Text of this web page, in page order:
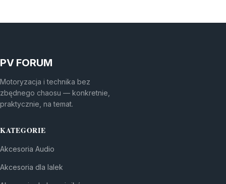
PV FORUM
Motoryzacja i technika bez
zbędnego chaosu — konkretnie,
praktycznie, na temat.
KATEGORIE
Akcesoria Audio
Akcesoria dla lalek